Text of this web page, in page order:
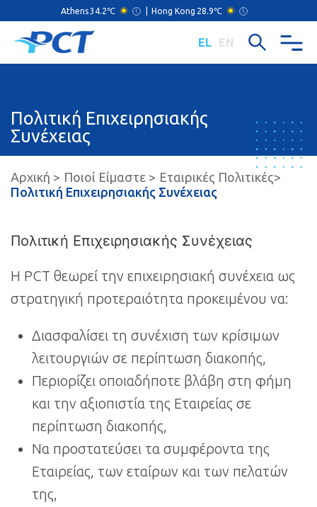
Athens34.2℃ Hong Kong 28.9℃
EL EN
Πολιτική Επιχειρησιακής
Συνέχειας
Αρχική Ποιοί Είμαστε
Εταιρικές Πολιτικές
Πολιτική Επιχειρησιακής Συνέχειας
Πολιτική Επιχειρησιακής Συνέχειας
Η PCT θεωρεί την επιχειρησιακή συνέχεια ως
στρατηγική προτεραιότητα προκειμένου να:
Διασφαλίσει τη συνέχιση των κρίσιμων
λειτουργιών σε περίπτωση διακοπής,
Περιορίζει οποιαδήποτε βλάβη στη φήμη
και την αξιοπιστία της Εταιρείας σε
περίπτωση διακοπής,
Να προστατεύσει τα συμφέροντα της
Εταιρείας, των εταίρων και των πελατών
της,